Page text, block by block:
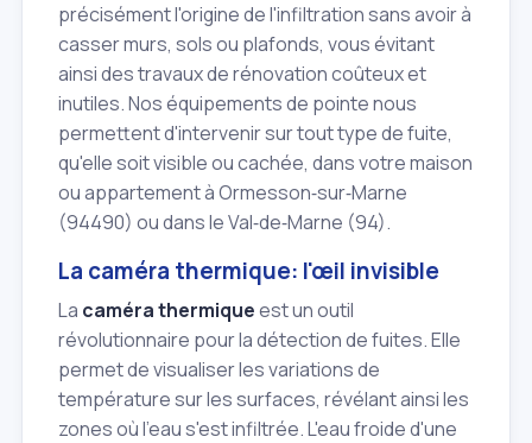
précisément l'origine de l'infiltration sans avoir à
casser murs, sols ou plafonds, vous évitant
ainsi des travaux de rénovation coûteux et
inutiles. Nos équipements de pointe nous
permettent d'intervenir sur tout type de fuite,
qu'elle soit visible ou cachée, dans votre maison
ou appartement à Ormesson‑sur‑Marne
(94490) ou dans le Val‑de‑Marne (94).
La caméra thermique: l'œil invisible
La caméra thermiqueest un outil
révolutionnaire pour la détection de fuites. Elle
permet de visualiser les variations de
température sur les surfaces, révélant ainsi les
zones où l'eau s'est infiltrée. L'eau froide d'une